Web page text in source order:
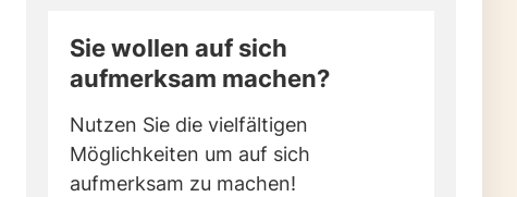
Sie wollen auf sich
aufmerksam machen?
Nutzen Sie die vielfältigen
Möglichkeiten um auf sich
aufmerksam zu machen!